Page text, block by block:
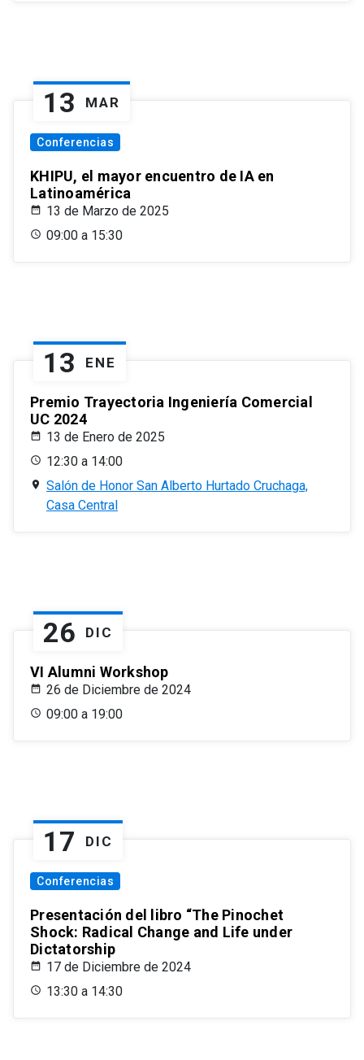
13 MAR
Conferencias
KHIPU, el mayor encuentro de IA en
Latinoamérica
13 de Marzo de 2025
09:00 a 15:30
13 ENE
Premio Trayectoria Ingeniería Comercial
UC 2024
13 de Enero de 2025
12:30 a 14:00
Salón de Honor San Alberto Hurtado Cruchaga,
Casa Central
26 DIC
VI Alumni Workshop
26 de Diciembre de 2024
09:00 a 19:00
17 DIC
Conferencias
Presentación del libro “The Pinochet
Shock: Radical Change and Life under
Dictatorship
17 de Diciembre de 2024
13:30 a 14:30